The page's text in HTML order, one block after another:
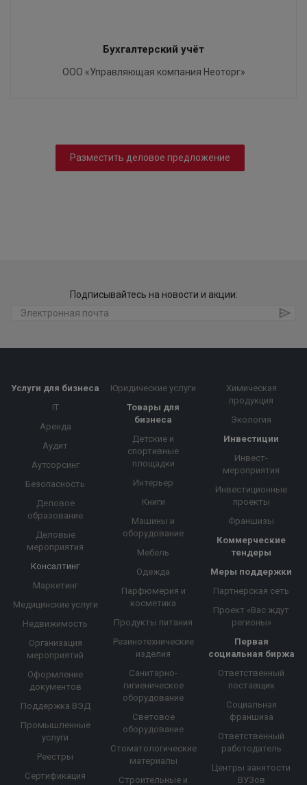
Бухгалтерский учёт
ООО «Управляющая компания Неоторг»
Разместить деловое предложение
Подписывайтесь на новости и акции:
Услуги для бизнеса
IT
Аренда
Аудит
Аутсорсинг
Безопасность
Деловое
образование
Деловые
мероприятия
Консалтинг
Маркетинг
Медицинские услуги
Недвижимость
Организация
мероприятий
Оформление
документов
Поддержка ВЭД
Промышленные
услуги
Реестры
Сертификация
Юридические услуги
Товары для
бизнеса
Детские и
спортивные
площадки
Интерьер
Книги
Машины и
оборудование
Мебель
Одежда
Парфюмерия и
косметика
Продукты питания
Резинотехнические
изделия
Санитарно-
гигиеническое
оборудование
Световое
оборудование
Стоматологические
материалы
Строительные и
Химическая
продукция
Экология
Инвестиции
Инвест-
мероприятия
Инвестиционные
проекты
Франшизы
Коммерческие
тендеры
Меры поддержки
Партнерская сеть
Проект «Вас ждут
регионы»
Первая
социальная биржа
Ответственный
поставщик
Социальная
франшиза
Ответственный
работодатель
Центры занятости
ВУЗов